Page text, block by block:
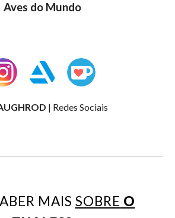
Aves do Mundo
| Redes Sociais
MAIS SOBRE O